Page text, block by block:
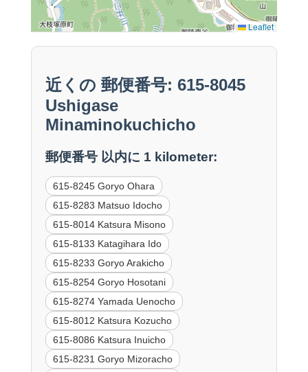
Leaflet
近くの 郵便番号: 615-8045
Ushigase
Minaminokuchicho
郵便番号 以内に 1 kilometer:
615-8245 Goryo Ohara
615-8283 Matsuo Idocho
615-8014 Katsura Misono
615-8133 Katagihara Ido
615-8233 Goryo Arakicho
615-8254 Goryo Hosotani
615-8274 Yamada Uenocho
615-8012 Katsura Kozucho
615-8086 Katsura Inuicho
615-8231 Goryo Mizoracho